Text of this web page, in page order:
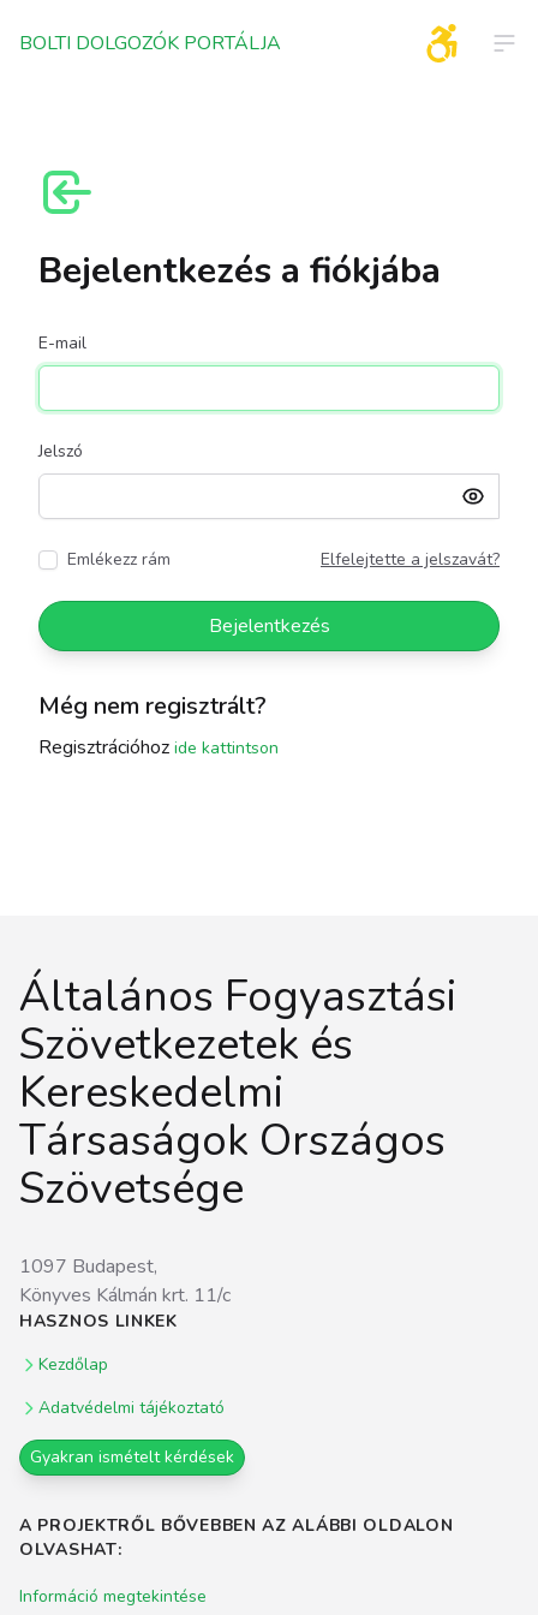
BOLTI DOLGOZÓK PORTÁLJA
BOLTI DOLGOZÓK PORTÁLJA
Bejelentkezés a fiókjába
E-mail
Jelszó
Emlékezz rám Elfelejtette a jelszavát?
Bejelentkezés
Még nem regisztrált?
Regisztrációhoz ide kattintson
Általános Fogyasztási
Szövetkezetek és
Kereskedelmi
Társaságok Országos
Szövetsége
1097 Budapest,
Könyves Kálmán krt. 11/c
HASZNOS LINKEK
Kezdőlap
Adatvédelmi tájékoztató
Gyakran ismételt kérdések
A PROJEKTRŐL BŐVEBBEN AZ ALÁBBI OLDALON
OLVASHAT:
Információ megtekintése